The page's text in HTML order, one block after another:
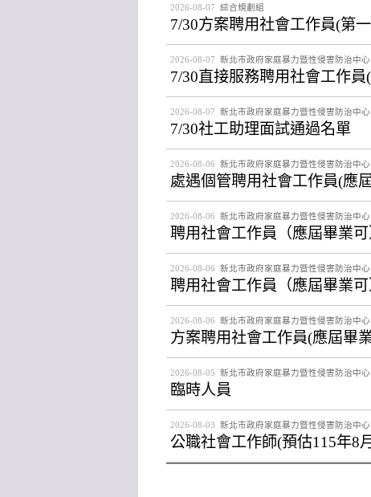
2026-08-07 綜合規劃組
7/30方案聘用社會工作員(第
2026-08-07 新北市政府家庭暴力暨性侵害防治中心
7/30直接服務聘用社會工作
2026-08-07 新北市政府家庭暴力暨性侵害防治中心
7/30社工助理面試通過名單
2026-08-06 新北市政府家庭暴力暨性侵害防治中心
處遇個管聘用社會工作員(應
2026-08-06 新北市政府家庭暴力暨性侵害防治中心
聘用社會工作員（應屆畢業可
2026-08-06 新北市政府家庭暴力暨性侵害防治中心
聘用社會工作員（應屆畢業可
2026-08-06 新北市政府家庭暴力暨性侵害防治中心
方案聘用社會工作員(應屆畢
2026-08-05 新北市政府家庭暴力暨性侵害防治中心
臨時人員
2026-08-03 新北市政府家庭暴力暨性侵害防治中心
公職社會工作師(預估115年8